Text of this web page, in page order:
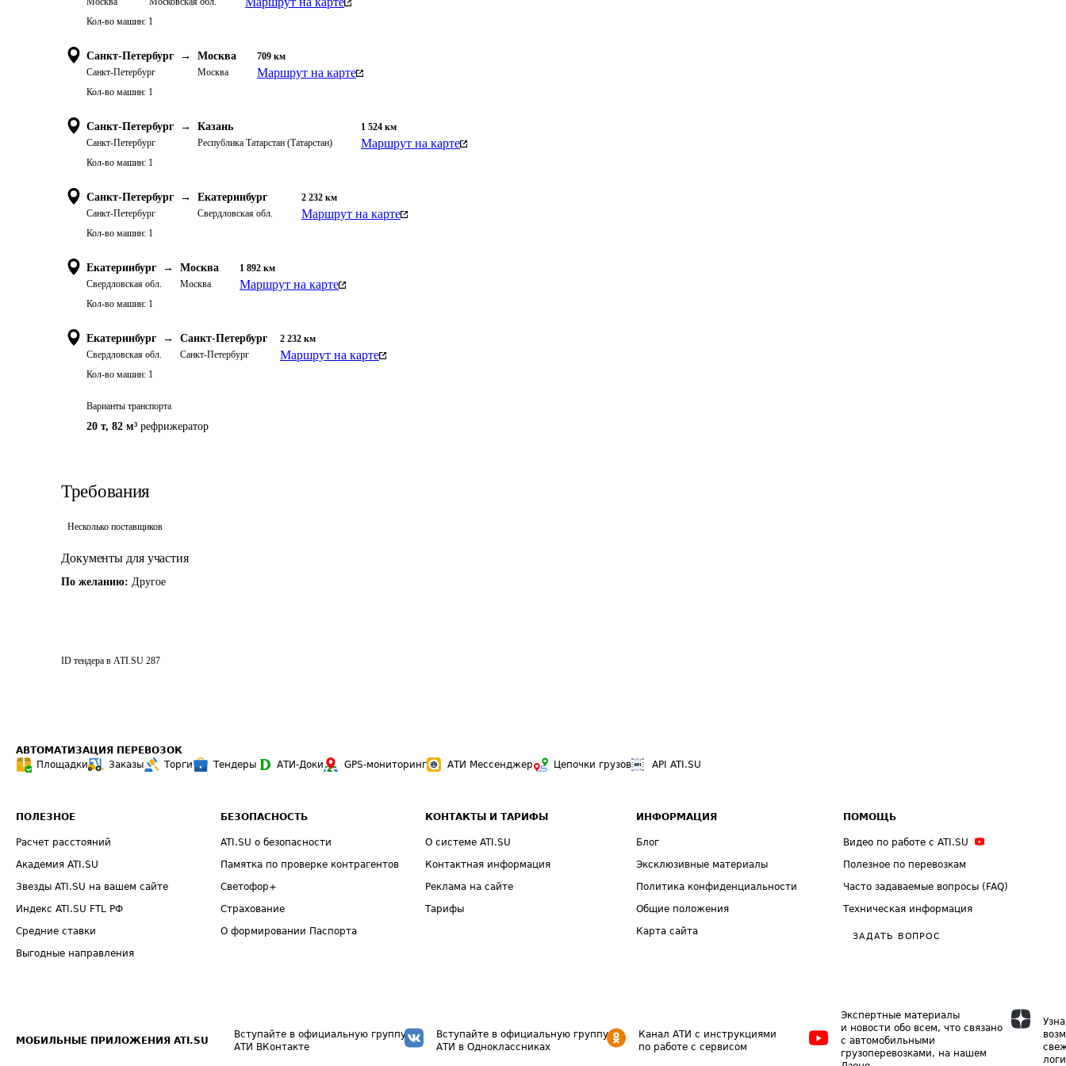
Кол-во машин: 1
Санкт-Петербург →
Санкт-Петербург
Москва
Москва
709 км
Маршрут на карте
Кол-во машин: 1
Санкт-Петербург →
Санкт-Петербург
Казань
Республика Татарстан (Татарстан)
1 524 км
Маршрут на карте
Кол-во машин: 1
Санкт-Петербург →
Санкт-Петербург
Екатеринбург
Свердловская обл.
2 232 км
Маршрут на карте
Кол-во машин: 1
Екатеринбург →
Свердловская обл.
Москва
Москва
1 892 км
Маршрут на карте
Кол-во машин: 1
Екатеринбург →
Свердловская обл.
Санкт-Петербург
Санкт-Петербург
2 232 км
Маршрут на карте
Кол-во машин: 1
Варианты транспорта
20 т, 82 м³ рефрижератор
Требования
Несколько поставщиков
Документы для участия
По желанию: Другое
ID тендера в ATI.SU 287
АВТОМАТИЗАЦИЯ ПЕРЕВОЗОК
Площадки
Заказы Торги Тендеры АТИ-Доки GPS-мониторинг АТИ Мессенджер Цепочки грузов API ATI.SU
ПОЛЕЗНОЕ
Расчет расстояний
Академия ATI.SU
Звезды ATI.SU на вашем сайте
Индекс ATI.SU FTL РФ
Средние ставки
Выгодные направления
БЕЗОПАСНОСТЬ
ATI.SU о безопасности
Памятка по проверке контрагентов
Светофор+
Страхование
О формировании Паспорта
КОНТАКТЫ И ТАРИФЫ
О системе ATI.SU
Контактная информация
Реклама на сайте
Тарифы
ИНФОРМАЦИЯ
Блог
Эксклюзивные материалы
Политика конфиденциальности
Общие положения
Карта сайта
ПОМОЩЬ
Видео по работе с ATI.SU
Полезное по перевозкам
Часто задаваемые вопросы (FAQ)
Техническая информация
ЗАДАТЬ ВОПРОС
МОБИЛЬНЫЕ ПРИЛОЖЕНИЯ ATI.SU
Вступайте в официальную группу
АТИ ВКонтакте
Вступайте в официальную группу
АТИ в Одноклассниках
Канал АТИ с инструкциями
по работе с сервисом
Экспертные материалы
и новости обо всем, что связано
с автомобильными
грузоперевозками, на нашем